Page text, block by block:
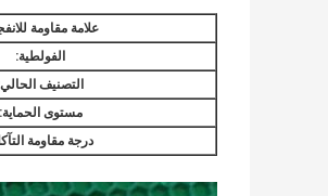
علامة مقاومة
الفولطية:
التصنيف
مستوى الحماية:
درجة مقاومة